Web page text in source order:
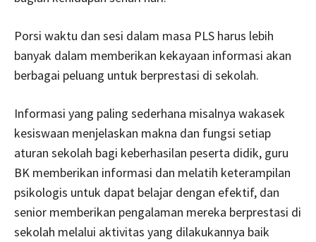
Porsi waktu dan sesi dalam masa PLS harus lebih
banyak dalam memberikan kekayaan informasi akan
berbagai peluang untuk berprestasi di sekolah.
Informasi yang paling sederhana misalnya wakasek
kesiswaan menjelaskan makna dan fungsi setiap
aturan sekolah bagi keberhasilan peserta didik, guru
BK memberikan informasi dan melatih keterampilan
psikologis untuk dapat belajar dengan efektif, dan
senior memberikan pengalaman mereka berprestasi di
sekolah melalui aktivitas yang dilakukannya baik